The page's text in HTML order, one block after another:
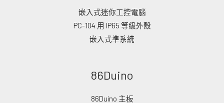
嵌入式迷你工控電腦
PC-104 用 IP65 等級外殼
嵌入式準系統
86Duino
86Duino 主板